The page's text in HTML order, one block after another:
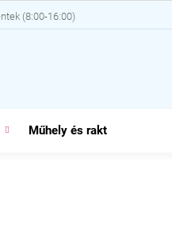
Műhely és raktár